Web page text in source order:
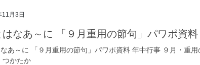
月3日
はなあ～に 「９月重用の節句」パワポ資料
あ～に 「９月重用の節句」パワポ資料 年中行事 ９月・重
つかたか